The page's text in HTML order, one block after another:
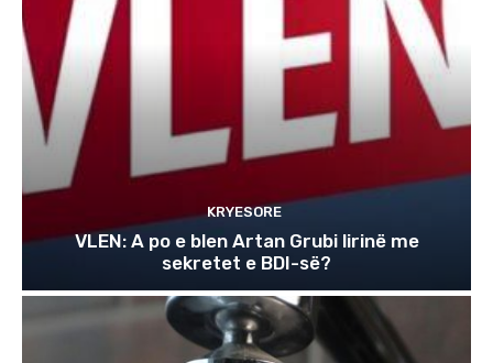
KRYESORE
VLEN: A po e blen Artan Grubi lirinë me
sekretet e BDI-së?